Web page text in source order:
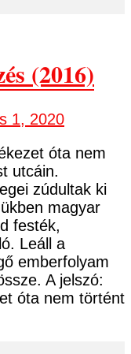
(2016)
1, 2020
óta nem
utcáin.
zúdultak ki
magyar
festék,
Leáll a
emberfolyam
A jelszó:
óta nem történt